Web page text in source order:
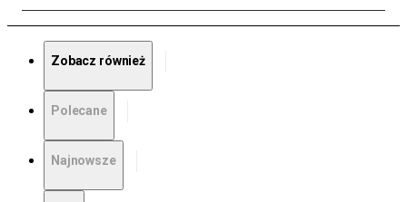
Zobacz również
Polecane
Najnowsze